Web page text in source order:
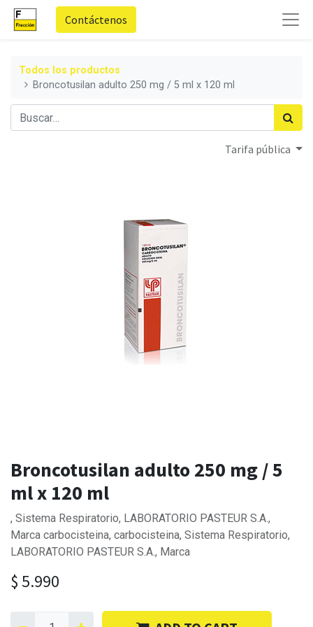
Contáctenos
Todos los productos
Broncotusilan adulto 250 mg / 5 ml x 120 ml
Tarifa pública
Broncotusilan adulto 250 mg / 5
ml x 120 ml
, Sistema Respiratorio, LABORATORIO PASTEUR S.A.,
Marca carbocisteina, carbocisteina, Sistema Respiratorio,
LABORATORIO PASTEUR S.A., Marca
$ 5.990